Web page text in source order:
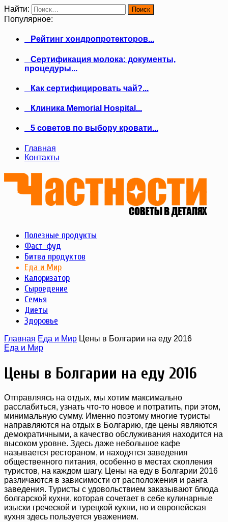
Найти:
Популярное:
Рейтинг хондропротекторов...
Сертификация молока: документы,
процедуры...
Как сертифицировать чай?...
Клиника Memorial Hospital...
5 советов по выбору кровати...
Главная
Контакты
Полезные продукты
Фаст-фуд
Битва продуктов
Еда и Мир
Калоризатор
Сыроедение
Семья
Диеты
Здоровье
Главная Еда и Мир Цены в Болгарии на еду 2016
Еда и Мир
Цены в Болгарии на еду 2016
Отправляясь на отдых, мы хотим максимально
расслабиться, узнать что-то новое и потратить, при этом,
минимальную сумму. Именно поэтому многие туристы
направляются на отдых в Болгарию, где цены являются
демократичными, а качество обслуживания находится на
высоком уровне. Здесь даже небольшое кафе
называется рестораном, и находятся заведения
общественного питания, особенно в местах скопления
туристов, на каждом шагу. Цены на еду в Болгарии 2016
различаются в зависимости от расположения и ранга
заведения. Туристы с удовольствием заказывают блюда
болгарской кухни, которая сочетает в себе кулинарные
изыски греческой и турецкой кухни, но и европейская
кухня здесь пользуется уважением.